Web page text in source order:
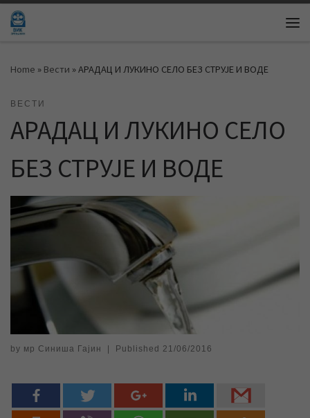
Skip to content
Home » Вести »АРАДАЦ И ЛУКИНО СЕЛО БЕЗ СТРУЈЕ И ВОДЕ
ВЕСТИ
АРАДАЦ И ЛУКИНО СЕЛО
БЕЗ СТРУЈЕ И ВОДЕ
by мр Синиша Гајин Published 21/06/2016